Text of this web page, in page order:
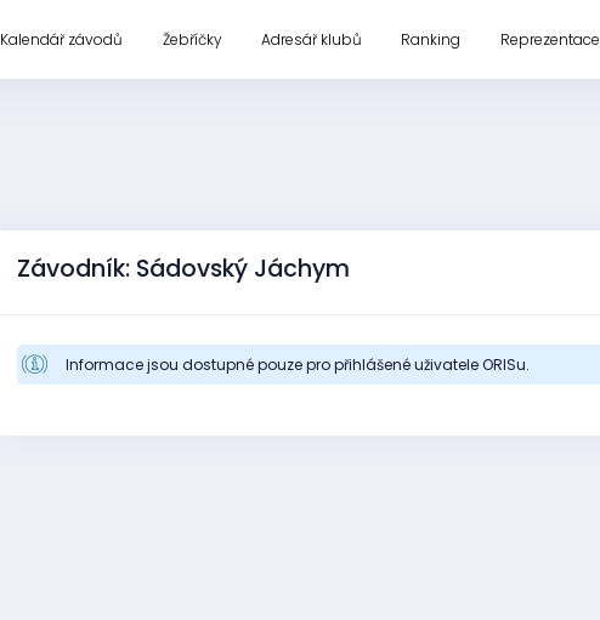
Kalendář závodů Žebříčky Adresář klubů Ranking Reprezentace
Závodník: Sádovský Jáchym
Informace jsou dostupné pouze pro přihlášené uživatele ORISu.